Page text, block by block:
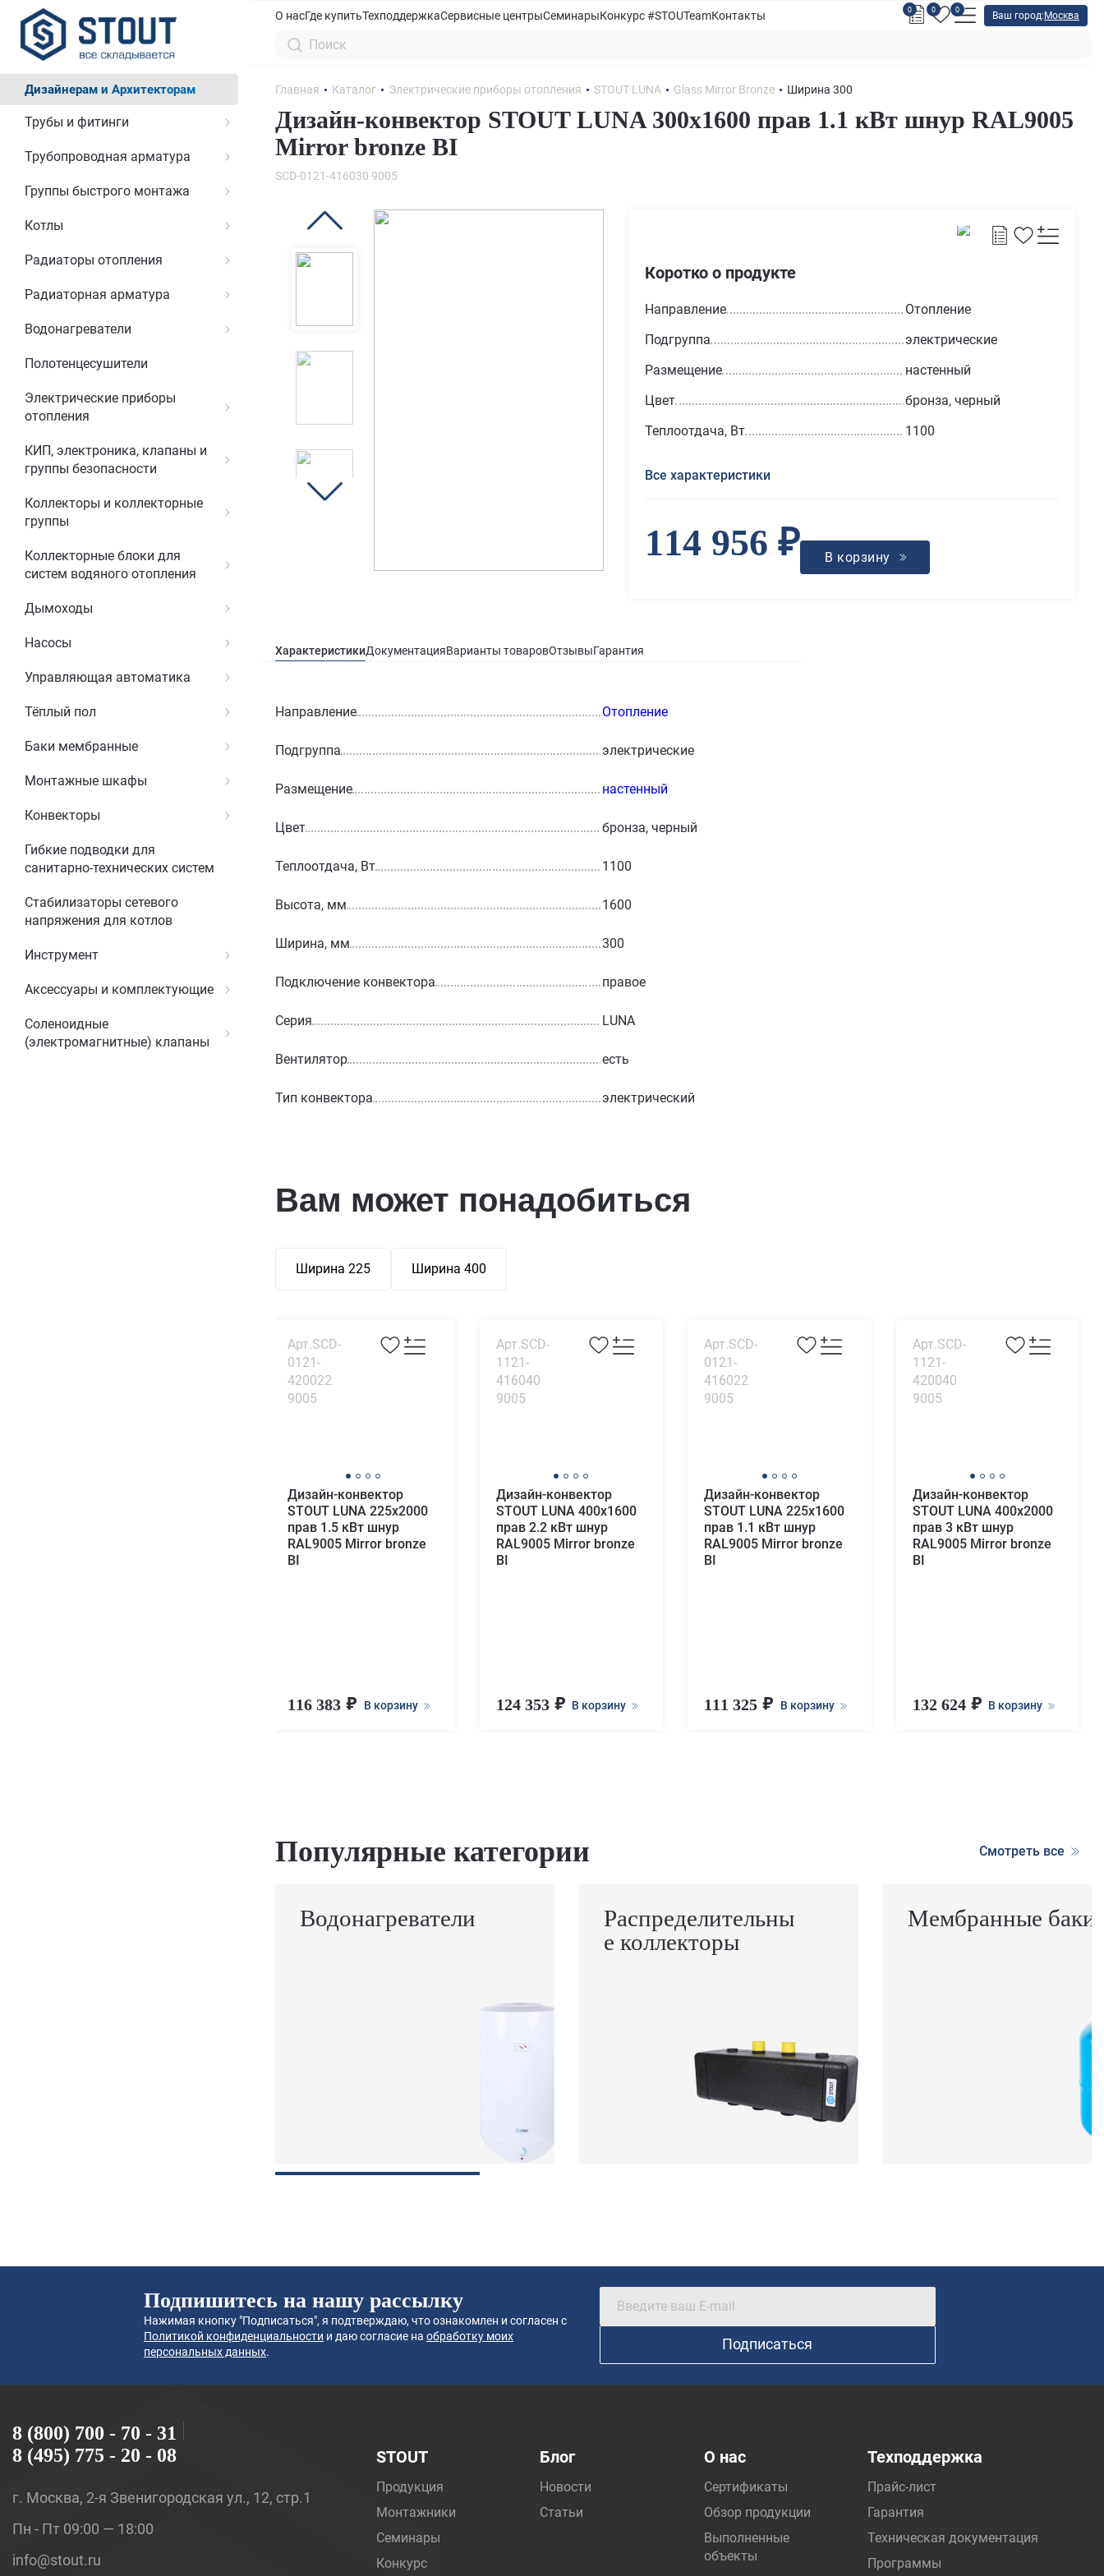
Дизайнерам и Архитекторам
Трубы и фитинги
Трубопроводная арматура
Группы быстрого монтажа
Котлы
Радиаторы отопления
Радиаторная арматура
Водонагреватели
Полотенцесушители
Электрические приборы
отопления
КИП, электроника, клапаны и
группы безопасности
Коллекторы и коллекторные
группы
Коллекторные блоки для
систем водяного отопления
Дымоходы
Насосы
Управляющая автоматика
Тёплый пол
Баки мембранные
Монтажные шкафы
Конвекторы
Гибкие подводки для
санитарно-технических систем
Стабилизаторы сетевого
напряжения для котлов
Инструмент
Аксессуары и комплектующие
Соленоидные
(электромагнитные) клапаны
О насГде купитьТехподдержкаСервисные центрыСеминарыКонкурс #STOUTeamКонтакты 0 0 0
Ваш город: Москва
Главная Каталог Электрические приборы отопления STOUT LUNA Glass Mirror Bronze Ширина 300
Дизайн-конвектор STOUT LUNA 300x1600 прав 1.1 кВт шнур RAL9005
Mirror bronze BI
SCD-0121-416030 9005
Коротко о продукте
Направление
Отопление
Подгруппа
электрические
Размещение
настенный
Цвет
бронза, черный
Теплоотдача, Вт
1100
Все характеристики
114 956 ₽ В корзину
ХарактеристикиДокументацияВарианты товаровОтзывыГарантия
Направление Отопление
Подгруппа электрические
Размещение настенный
Цвет бронза, черный
Теплоотдача, Вт 1100
Высота, мм 1600
Ширина, мм 300
Подключение конвектора правое
Серия LUNA
Вентилятор есть
Тип конвектора электрический
Вам может понадобиться
Ширина 225 Ширина 400
Арт.SCD-
0121-
420022
9005
Дизайн-конвектор
STOUT LUNA 225x2000
прав 1.5 кВт шнур
RAL9005 Mirror bronze
BI
116 383 В корзину
Арт.SCD-
1121-
416040
9005
Дизайн-конвектор
STOUT LUNA 400x1600
прав 2.2 кВт шнур
RAL9005 Mirror bronze
BI
124 353 В корзину
Арт.SCD-
0121-
416022
9005
Дизайн-конвектор
STOUT LUNA 225x1600
прав 1.1 кВт шнур
RAL9005 Mirror bronze
BI
111 325 В корзину
Арт.SCD-
1121-
420040
9005
Дизайн-конвектор
STOUT LUNA 400x2000
прав 3 кВт шнур
RAL9005 Mirror bronze
BI
132 624 В корзину
Популярные категории Смотреть все
Водонагреватели
Распределительны
е коллекторы
Мембранные баки
Подпишитесь на нашу рассылку
Нажимая кнопку "Подписаться", я подтверждаю, что ознакомлен и согласен с
Политикой конфиденциальности и даю согласие на обработку моих
персональных данных. Подписаться
8 (800) 700 - 70 - 31
8 (495) 775 - 20 - 08
г. Москва, 2-я Звенигородская ул., 12, стр.1
Пн - Пт 09:00 — 18:00
info@stout.ru
STOUT
Продукция
Монтажники
Семинары
Конкурс
Блог
Новости
Статьи
О нас
Сертификаты
Обзор продукции
Выполненные
объекты
Техподдержка
Прайс-лист
Гарантия
Техническая документация
Программы